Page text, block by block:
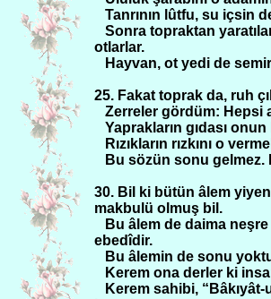
Tanrının lûtfu, su içsin
Sonra topraktan
otlarlar.
Hayvan, ot yedi de
25. Fakat toprak da, ruh
Zerreler gördüm: Hepsi
Yaprakların gıdası
Rızıkların rızkını o
Bu sözün sonu gelmez.
30. Bil ki bütün âlem yiyen
makbulü olmuş bil.
Bu âlem de daima
ebedîdir.
Bu âlemin de sonu
Kerem ona derler ki
Kerem sahibi,